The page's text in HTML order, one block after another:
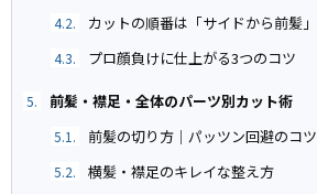
4.2. カットの順番は「サイドから前髪」
4.3. プロ顔負けに仕上がる3つのコツ
5. 前髪・襟足・全体のパーツ別カット術
5.1. 前髪の切り方｜パッツン回避のコツ
5.2. 横髪・襟足のキレイな整え方